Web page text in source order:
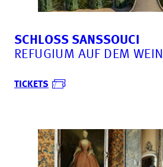
SCHLOSS SANSSOUCI
REFUGIUM AUF DEM
TICKETS